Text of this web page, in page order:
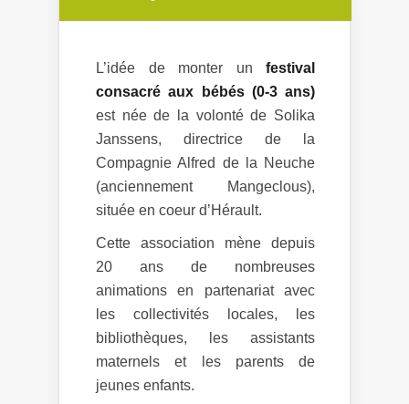
L’idée de monter un festival
consacré aux bébés (0-3 ans)
est née de la volonté de Solika
Janssens, directrice de la
Compagnie Alfred de la Neuche
(anciennement Mangeclous),
située en coeur d’Hérault.
Cette association mène depuis
20 ans de nombreuses
animations en partenariat avec
les collectivités locales, les
bibliothèques, les assistants
maternels et les parents de
jeunes enfants.